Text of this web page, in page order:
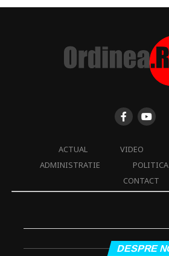
ACTUAL VIDEO
ADMINISTRATIE
POLITICA
CONTACT
DESPRE